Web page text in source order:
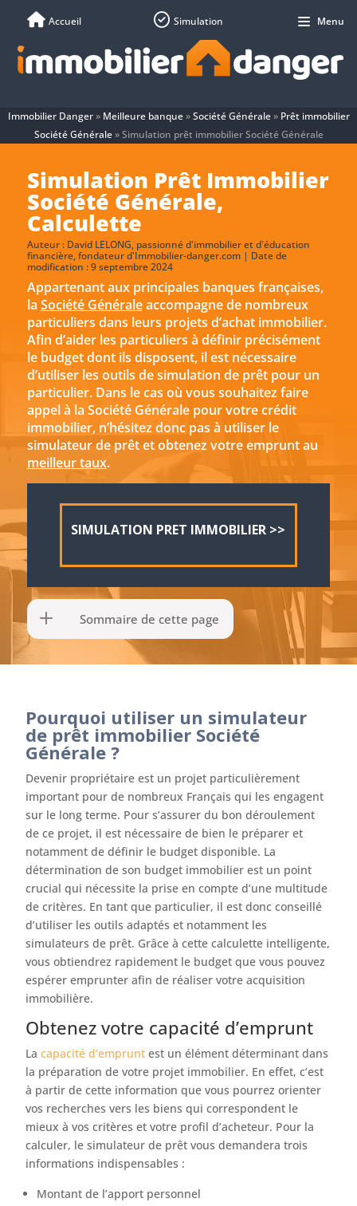
Immobilier Danger» Meilleure banque»Société Générale» Prêt immobilier
Société Générale»Simulation prêt immobilier Société Générale
Simulation Prêt Immobilier
Société Générale,
Calculette
Auteur : David LELONG, passionné d'immobilier et d'éducation
financière, fondateur d'Immobilier-danger.com | Date de
modification : 9 septembre 2024
Appartenant aux principales banques françaises,
la Société Généraleaccompagne de nombreux
particuliers dans leurs projets d’achat immobilier.
Afin d’aider les particuliers à définir précisément
le budget dont ils disposent, il est nécessaire
d’utiliser les outils de simulation de prêt pour un
particulier. Dans le cas où vous souhaitez faire
appel à la Société Générale pour votre crédit
immobilier, n’hésitez donc pas à utiliser le
simulateur de prêt et obtenez votre emprunt au
meilleur taux.
SIMULATION PRET IMMOBILIER >>
Sommaire de cette page
Pourquoi utiliser un simulateur
de prêt immobilier Société
Générale ?
Devenir propriétaire est un projet particulièrement
important pour de nombreux Français qui les engagent
sur le long terme. Pour s’assurer du bon déroulement
de ce projet, il est nécessaire de bien le préparer et
notamment de définir le budget disponible. La
détermination de son budget immobilier est un point
crucial qui nécessite la prise en compte d’une multitude
de critères. En tant que particulier, il est donc conseillé
d’utiliser les outils adaptés et notamment les
simulateurs de prêt. Grâce à cette calculette intelligente,
vous obtiendrez rapidement le budget que vous pouvez
espérer emprunter afin de réaliser votre acquisition
immobilière.
Obtenez votre capacité d’emprunt
Lacapacité d’emprunt est un élément déterminant dans
la préparation de votre projet immobilier. En effet, c’est
à partir de cette information que vous pourrez orienter
vos recherches vers les biens qui correspondent le
mieux à vos critères et votre profil d’acheteur. Pour la
calculer, le simulateur de prêt vous demandera trois
informations indispensables :
Montant de l’apport personnel
Accueil Simulation Menu